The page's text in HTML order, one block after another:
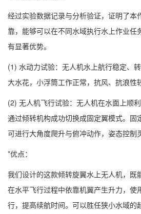
经过实验数据记录与分析验证，证明了本
靠，能够可以在不同水域执行水上作业任
有显著优势。
(1) 水动力试验：无人机水上航行稳定、
大水花，小浮筒工作正常，抗风、抗浪性
(2) 无人机飞行试验：无人机在水面上顺
通过倾转机构成功切换成固定翼模式。固
可进行大角度爬升与俯冲动作，姿态控制
*优点：
我们设计的这款倾转旋翼水上无人机，既
在水平飞行过程中依靠机翼产生升力，使
行，提高续航时间。可以胜任狭小水域的